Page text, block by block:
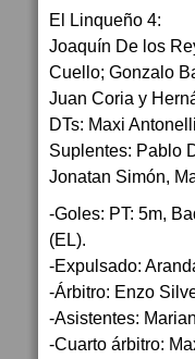
El Linqueño 4:
Joaquín De los
Cuello; Gonzalo
Juan Coria y
DTs: Maxi
Suplentes: Pablo
Jonatan Simón,
-Goles: PT: 5m,
(EL).
-Expulsado:
-Árbitro: Enzo
-Asistentes:
-Cuarto árbitro: